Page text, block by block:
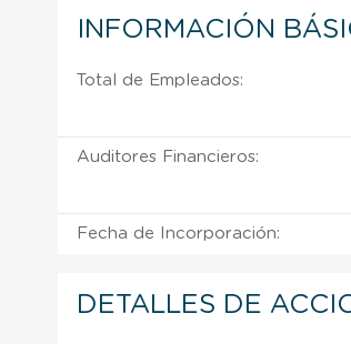
INFORMACIÓN
Total de Empleados:
Auditores Financieros:
Fecha de Incorporación:
DETALLES DE